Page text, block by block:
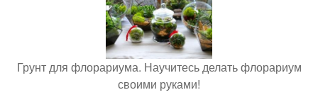
Грунт для флорариума. Научитесь делать флорариум
своими руками!